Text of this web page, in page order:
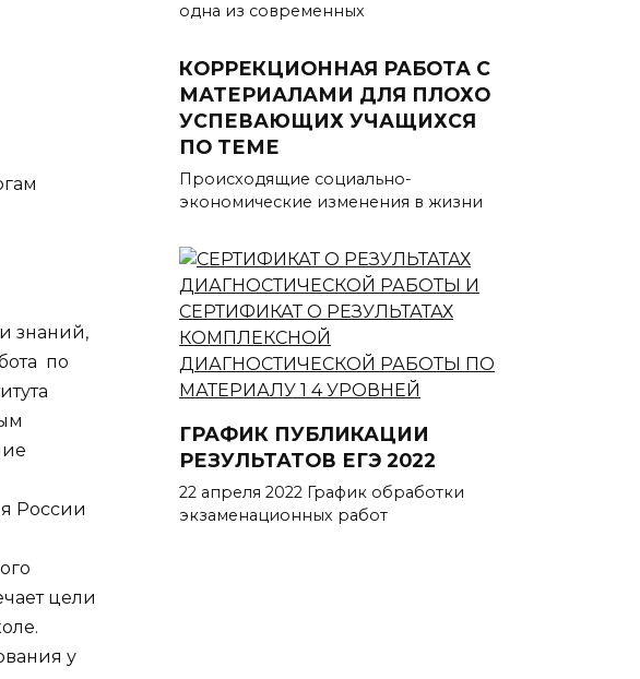
знаний,
по
России
цели
у
одна из современных
КОРРЕКЦИОННАЯ РАБОТА С
МАТЕРИАЛАМИ ДЛЯ ПЛОХО
УСПЕВАЮЩИХ УЧАЩИХСЯ
ПО ТЕМЕ
Происходящие социально-
экономические изменения в жизни
ГРАФИК ПУБЛИКАЦИИ
РЕЗУЛЬТАТОВ ЕГЭ 2022
22 апреля 2022 График обработки
экзаменационных работ